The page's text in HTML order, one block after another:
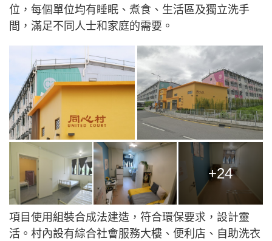
位，每個單位均有睡眠、煮食、生活區及獨立洗手
間，滿足不同人士和家庭的需要。
+24
項目使用組裝合成法建造，符合環保要求，設計靈
活。村內設有綜合社會服務大樓、便利店、自助洗衣